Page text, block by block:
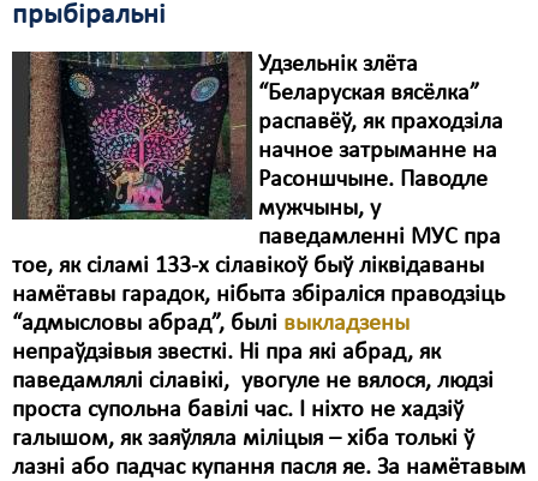
прыбіральні
Удзельнік злёта
“Беларуская вясёлка”
распавёў, як праходзіла
начное затрыманне на
Расоншчыне. Паводле
мужчыны, у
паведамленні МУС пра
тое, як сіламі 133-х сілавікоў быў ліквідаваны
намётавы гарадок, нібыта збіраліся праводзіць
“адмысловы абрад”, былі выкладзены
непраўдзівыя звесткі. Ні пра які абрад, як
паведамлялі сілавікі, увогуле не вялося, людзі
проста супольна бавілі час. І ніхто не хадзіў
галышом, як заяўляла міліцыя – хіба толькі ў
лазні або падчас купання пасля яе. За намётавым